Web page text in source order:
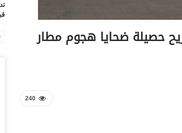
حكوميين.. 76 قتيل وجريح حصيلة ضحايا هجوم مطار
240